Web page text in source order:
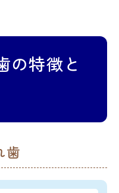
の特徴と
歯